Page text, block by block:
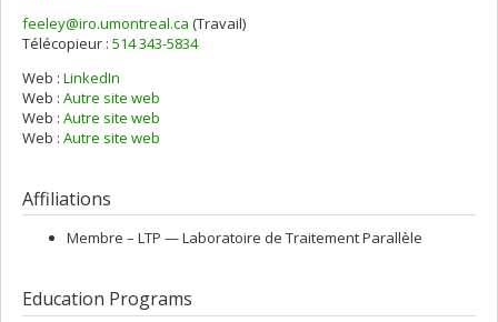
Courriels
feeley@iro.umontreal.ca (Travail)
Télécopieur : 514 343-5834
Web : LinkedIn
Web : Autre site web
Web : Autre site web
Web : Autre site web
Affiliations
Membre – LTP — Laboratoire de Traitement Parallèle
Education Programs